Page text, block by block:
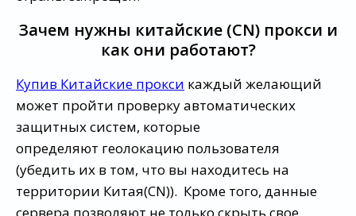
Зачем нужны китайские (CN) прокси и
как они работают?
Купив Китайские прокси каждый желающий
может пройти проверку автоматических
защитных систем, которые
определяют геолокацию пользователя
(убедить их в том, что вы находитесь на
территории Китая(CN)). Кроме того, данные
сервера позволяют не только скрыть свое